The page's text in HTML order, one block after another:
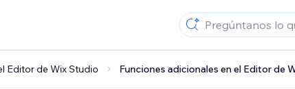
Editor de Wix Studio Funciones adicionales en el Editor de